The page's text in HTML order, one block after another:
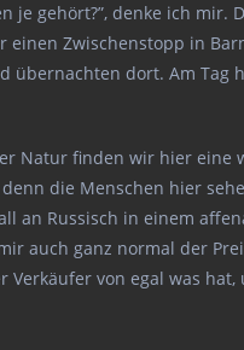
gehört?”, denke ich mir.
Zwischenstopp in
übernachten dort. Am Tag
Natur finden wir hier eine
die Menschen hier
an Russisch in einem
auch ganz normal der
von egal was